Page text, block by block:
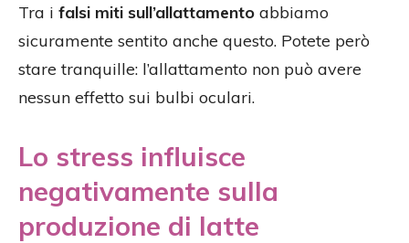
Tra i falsi miti sull’allattamento abbiamo
sicuramente sentito anche questo. Potete però
stare tranquille: l’allattamento non può avere
nessun effetto sui bulbi oculari.
Lo stress influisce
negativamente sulla
produzione di latte